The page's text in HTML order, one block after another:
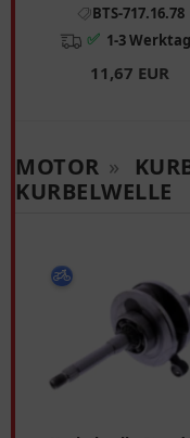
für: BMW R
BTS-717.16.78
✅ 1-3
11,67 EUR
MOTOR »
KURBELWELLE